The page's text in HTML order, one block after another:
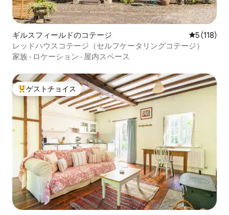
ギルスフィールドのコテージ レビュー
5 (118)
レッドハウスコテージ（セルフケータリングコテージ）
家族 · ロケーション · 屋内スペース
大好評のゲストチョイスです。
ゲストチョイス